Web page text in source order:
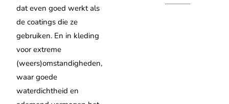
dat even goed werkt als
de coatings die ze
gebruiken. En in kleding
voor extreme
(weers)omstandigheden,
waar goede
waterdichtheid en